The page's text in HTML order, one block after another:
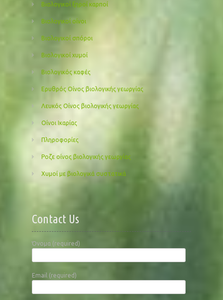
Βιολογικοί ξηροί καρποί
Βιολογικοί οίνοι
Βιολογικοί σπόροι
Βιολογικοί χυμοί
Βιολογικός καφές
Ερυθρός Οίνος βιολογικής γεωργίας
Λευκός Οίνος βιολογικής γεωργίας
Οίνοι Ικαρίας
Πληροφορίες
Ροζε οίνος βιολογικής γεωργίας
Χυμοί με βιολογικά συστατικά
Contact Us
Όνομα (required)
Email (required)